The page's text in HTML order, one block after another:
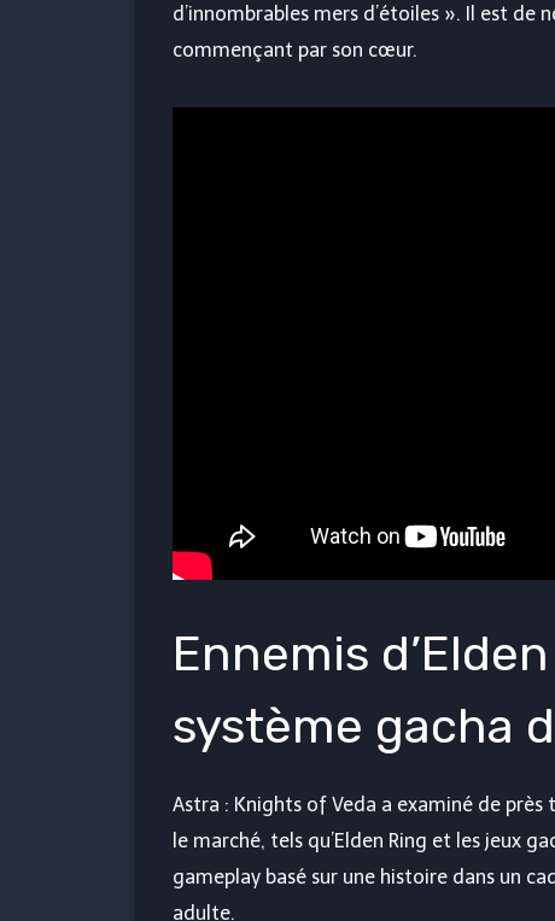
d’innombrables mers d’étoiles ». Il est
commençant par son cœur.
Ennemis
système gacha
Astra : Knights of Veda a examiné de
le marché, tels qu’Elden Ring et les jeux
gameplay basé sur une histoire dans un
adulte.